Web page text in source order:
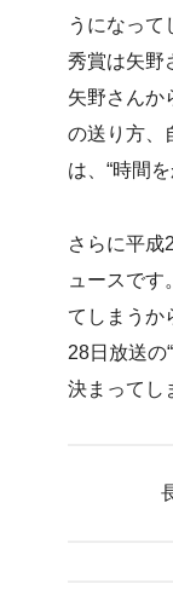
うになっ
秀賞は矢野
矢野さんか
の送り方、
は、“時間
さらに平成
ュースで
てしまうか
28日放送の
決まってし